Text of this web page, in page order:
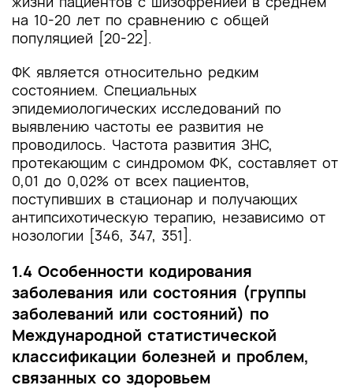
на 10-20 лет по сравнению с общей
популяцией [20-22].
ФК является относительно редким
состоянием. Специальных
эпидемиологических исследований по
выявлению частоты ее развития не
проводилось. Частота развития ЗНС,
протекающим с синдромом ФК, составляет от
0,01 до 0,02% от всех пациентов,
поступивших в стационар и получающих
антипсихотическую терапию, независимо от
нозологии [346, 347, 351].
1.4 Особенности кодирования
заболевания или состояния (группы
заболеваний или состояний) по
Международной статистической
классификации болезней и проблем,
связанных со здоровьем